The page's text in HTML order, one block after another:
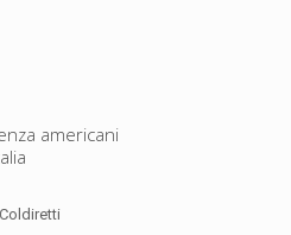
americani